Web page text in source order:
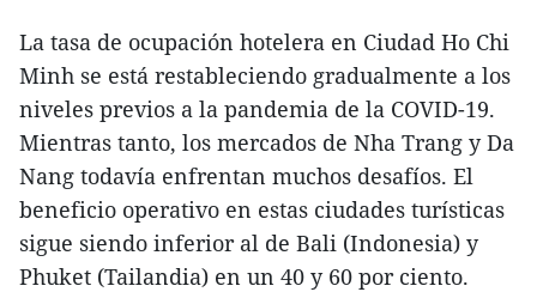
La tasa de ocupación hotelera en Ciudad Ho Chi
Minh se está restableciendo gradualmente a los
niveles previos a la pandemia de la COVID-19.
Mientras tanto, los mercados de Nha Trang y Da
Nang todavía enfrentan muchos desafíos. El
beneficio operativo en estas ciudades turísticas
sigue siendo inferior al de Bali (Indonesia) y
Phuket (Tailandia) en un 40 y 60 por ciento.